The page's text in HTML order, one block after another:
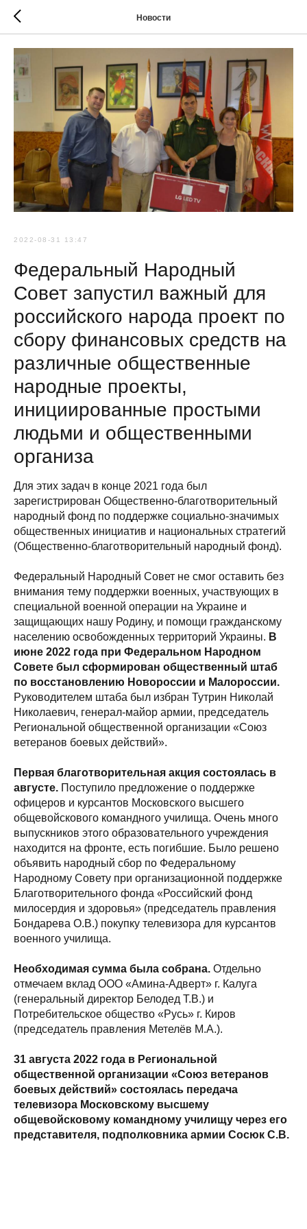
Новости
2022-08-31 13:47
Федеральный Народный
Совет запустил важный для
российского народа проект по
сбору финансовых средств на
различные общественные
народные проекты,
инициированные простыми
людьми и общественными
организа
Для этих задач в конце 2021 года был
зарегистрирован Общественно-благотворительный
народный фонд по поддержке социально-значимых
общественных инициатив и национальных стратегий
(Общественно-благотворительный народный фонд).
Федеральный Народный Совет не смог оставить без
внимания тему поддержки военных, участвующих в
специальной военной операции на Украине и
защищающих нашу Родину, и помощи гражданскому
населению освобожденных территорий Украины. В
июне 2022 года при Федеральном Народном
Совете был сформирован общественный штаб
по восстановлению Новороссии и Малороссии.
Руководителем штаба был избран Тутрин Николай
Николаевич, генерал-майор армии, председатель
Региональной общественной организации «Союз
ветеранов боевых действий».
Первая благотворительная акция состоялась в
августе. Поступило предложение о поддержке
офицеров и курсантов Московского высшего
общевойскового командного училища. Очень много
выпускников этого образовательного учреждения
находится на фронте, есть погибшие. Было решено
объявить народный сбор по Федеральному
Народному Совету при организационной поддержке
Благотворительного фонда «Российский фонд
милосердия и здоровья» (председатель правления
Бондарева О.В.) покупку телевизора для курсантов
военного училища.
Необходимая сумма была собрана. Отдельно
отмечаем вклад ООО «Амина-Адверт» г. Калуга
(генеральный директор Белодед Т.В.) и
Потребительское общество «Русь» г. Киров
(председатель правления Метелёв М.А.).
31 августа 2022 года в Региональной
общественной организации «Союз ветеранов
боевых действий» состоялась передача
телевизора Московскому высшему
общевойсковому командному училищу через его
представителя, подполковника армии Сосюк С.В.